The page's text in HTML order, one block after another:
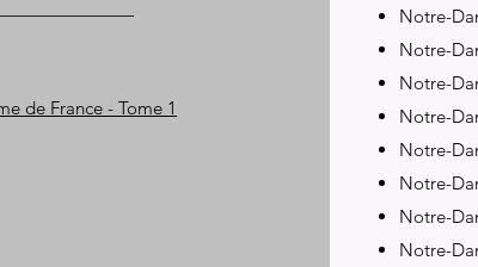
de France - Tome 1
Notre-
Notre-
Notre-
Notre-
Notre-
Notre-
Notre-
Notre-